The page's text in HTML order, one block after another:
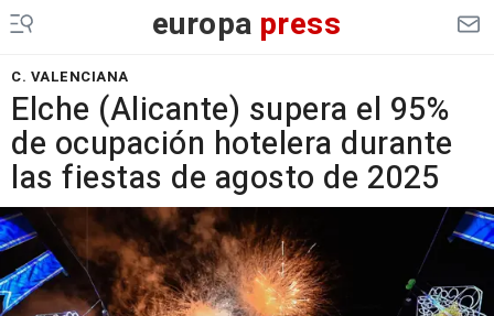
europa press
C. VALENCIANA
Elche (Alicante) supera el 95%
de ocupación hotelera durante
las fiestas de agosto de 2025